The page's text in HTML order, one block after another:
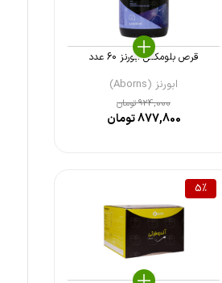
قرص بلومکس ابورنز 60 عدد
ابورنز (Aborns)
924,000تومان
877,800تومان
5%